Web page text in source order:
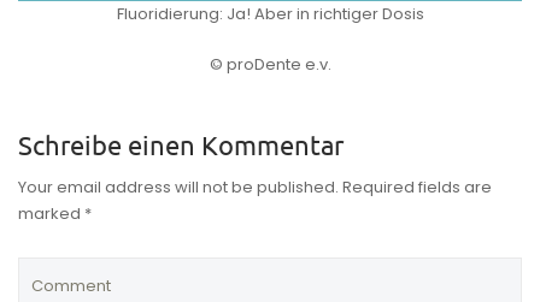
Fluoridierung: Ja! Aber in richtiger Dosis
© proDente e.v.
Schreibe einen Kommentar
Your email address will not be published. Required fields are
marked *